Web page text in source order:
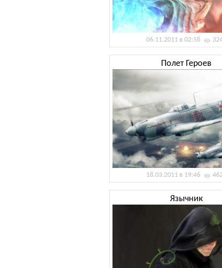
06.11.2011 в 02:58
Полет Героев
18.03.2011 в 19:46
Язычник